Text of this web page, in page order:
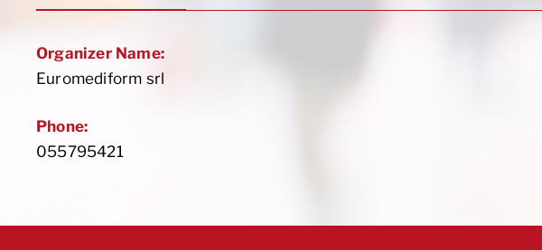
Organizer Name:
Euromediform srl
Phone:
055795421